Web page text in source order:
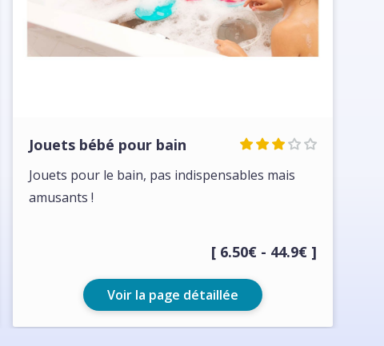
Jouets bébé pour bain
Jouets pour le bain, pas indispensables mais
amusants !
[ 6.50€ - 44.9€ ]
Voir la page détaillée